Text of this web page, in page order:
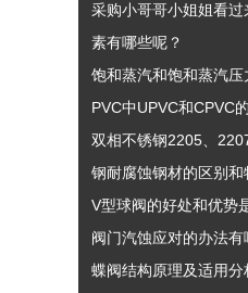
采购小哥哥小姐姐看
素有哪些呢？
饱和蒸汽和饱和蒸汽
PVC中UPVC和CPVC
双相不锈钢2205、
钢耐腐蚀钢材的区别和
V型球阀的好处和优势
阀门汽蚀应对的办法有
蝶阀结构原理及适用分